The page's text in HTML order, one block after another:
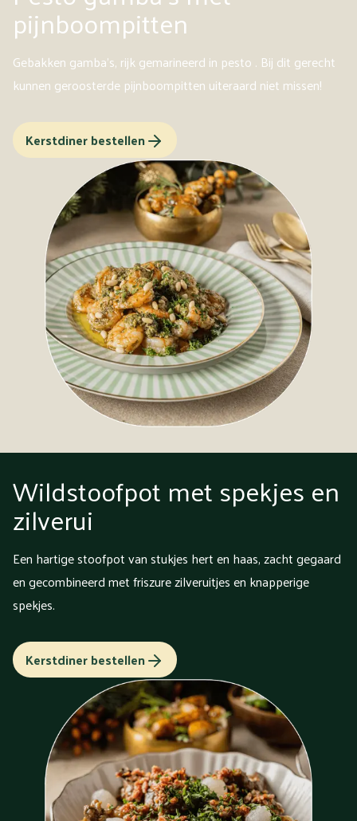
pijnboompitten
Gebakken gamba's, rijk gemarineerd in pesto . Bij dit gerecht
kunnen geroosterde pijnboompitten uiteraard niet missen!
Kerstdiner bestellen
Wildstoofpot met spekjes en
zilverui
Een hartige stoofpot van stukjes hert en haas, zacht gegaard
en gecombineerd met friszure zilveruitjes en knapperige
spekjes.
Kerstdiner bestellen